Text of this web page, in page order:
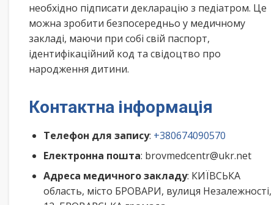
необхідно підписати декларацію з педіатром. Це
можна зробити безпосередньо у медичному
закладі, маючи при собі свій паспорт,
ідентифікаційний код та свідоцтво про
народження дитини.
Контактна інформація
Телефон для запису: +380674090570
Електронна пошта: brovmedcentr@ukr.net
Адреса медичного закладу: КИЇВСЬКА
область, місто БРОВАРИ, вулиця Незалежності,